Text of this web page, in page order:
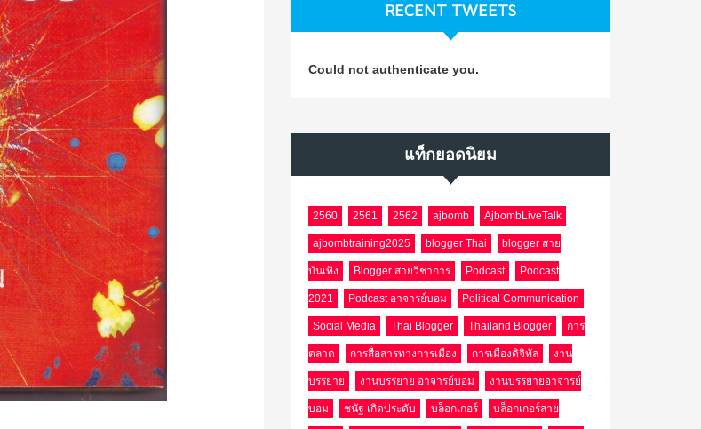
RECENT TWEETS
Could not authenticate you.
แท็กยอดนิยม
2560 2561 2562 ajbomb AjbombLiveTalk
ajbombtraining2025 blogger Thai blogger สาย
บันเทิง Blogger สายวิชาการ Podcast Podcast
2021 Podcast อาจารย์บอม Political Communication
Social Media Thai Blogger Thailand Blogger การ
ตลาด การสื่อสารทางการเมือง การเมืองดิจิทัล งาน
บรรยาย งานบรรยาย อาจารย์บอม งานบรรยายอาจารย์
บอม ชนัฐ เกิดประดับ บล็อกเกอร์ บล็อกเกอร์สาย